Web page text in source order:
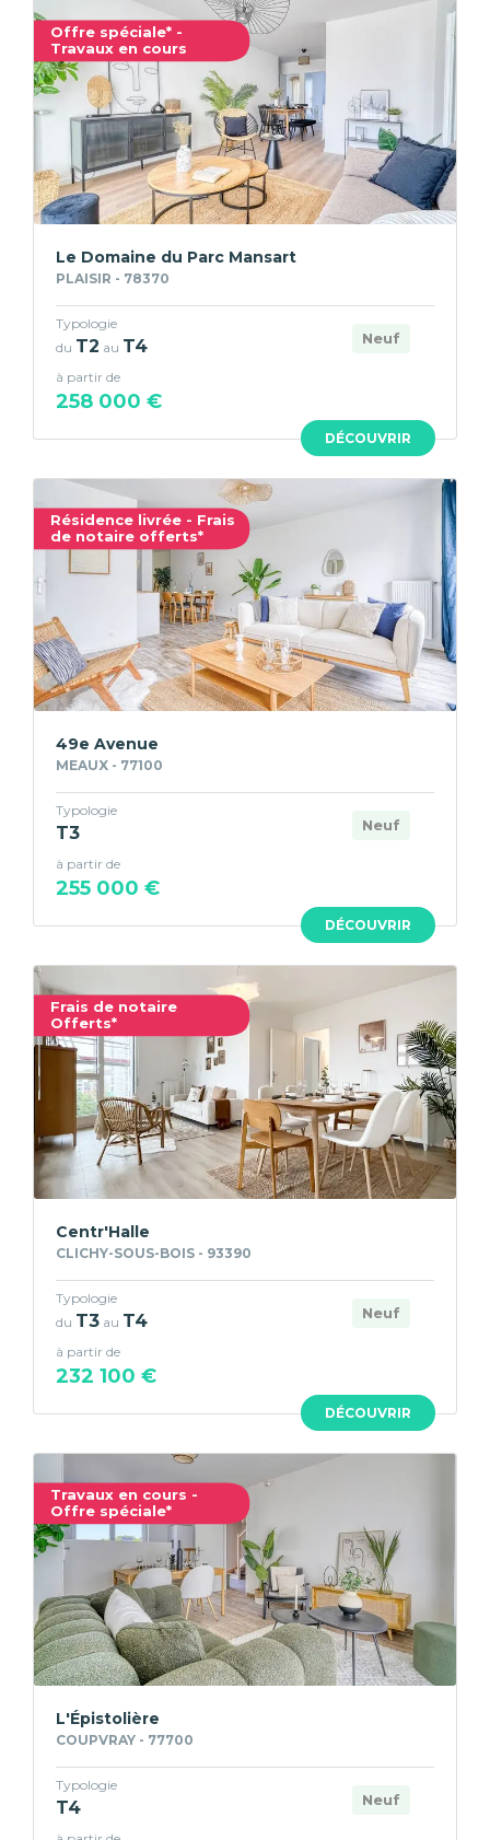
Offre spéciale* -
Travaux en cours
DÉCOUVRIR
Le Domaine du Parc Mansart
PLAISIR - 78370
Neuf
Typologie
du T2 au T4
à partir de
258 000 €
Résidence livrée - Frais
de notaire offerts*
DÉCOUVRIR
49e Avenue
MEAUX - 77100
Neuf
Typologie
T3
à partir de
255 000 €
Frais de notaire
Offerts*
DÉCOUVRIR
Centr'Halle
CLICHY-SOUS-BOIS - 93390
Neuf
Typologie
du T3 au T4
à partir de
232 100 €
Travaux en cours -
Offre spéciale*
L'Épistolière
COUPVRAY - 77700
Neuf
Typologie
T4